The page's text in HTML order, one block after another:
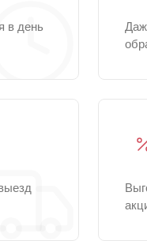
в день